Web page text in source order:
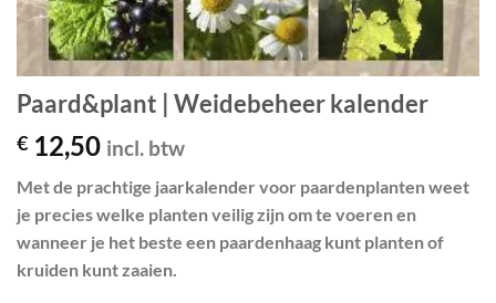
Paard&plant | Weidebeheer kalender
€ 12,50 incl. btw
Met de prachtige jaarkalender voor paardenplanten weet
je precies welke planten veilig zijn om te voeren en
wanneer je het beste een paardenhaag kunt planten of
kruiden kunt zaaien.